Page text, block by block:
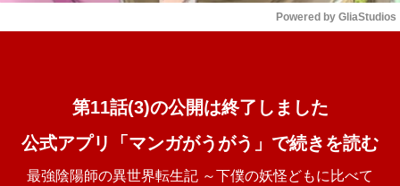
Powered by GliaStudios
第11話(3)の公開は終了しました
公式アプリ「マンガがうがう」で続きを読む
最強陰陽師の異世界転生記 ～下僕の妖怪どもに比べて